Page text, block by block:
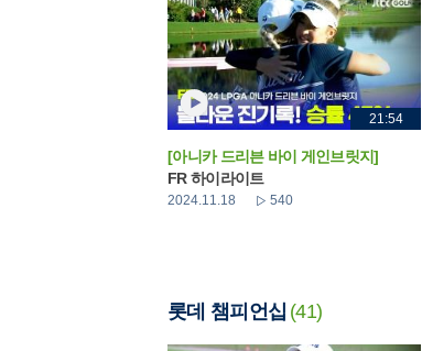
21:54
[아니카 드리븐 바이 게인브릿지]
FR 하이라이트
2024.11.18 540
롯데 챔피언십 (41)